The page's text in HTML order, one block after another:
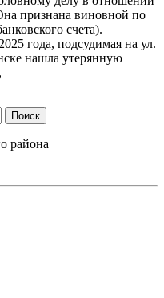
признана виновной по
счета).
года, подсудимая на ул.
нашла утерянную